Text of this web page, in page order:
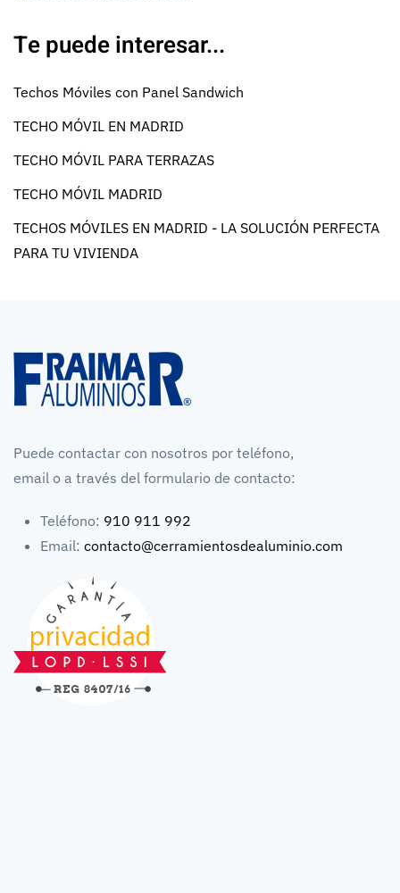
Te puede interesar...
Techos Móviles con Panel Sandwich
TECHO MÓVIL EN MADRID
TECHO MÓVIL PARA TERRAZAS
TECHO MÓVIL MADRID
TECHOS MÓVILES EN MADRID - LA SOLUCIÓN PERFECTA
PARA TU VIVIENDA
Puede contactar con nosotros por teléfono,
email o a través del formulario de contacto:
Teléfono: 910 911 992
Email: contacto@cerramientosdealuminio.com